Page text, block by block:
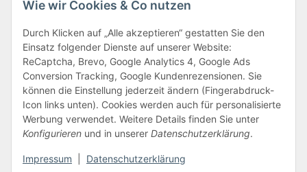
Wie wir Cookies & Co nutzen
Durch Klicken auf „Alle akzeptieren“ gestatten Sie den
Einsatz folgender Dienste auf unserer Website:
ReCaptcha, Brevo, Google Analytics 4, Google Ads
Conversion Tracking, Google Kundenrezensionen. Sie
können die Einstellung jederzeit ändern (Fingerabdruck-
Icon links unten). Cookies werden auch für personalisierte
Werbung verwendet. Weitere Details finden Sie unter
Konfigurieren und in unserer Datenschutzerklärung.
Impressum Datenschutzerklärung
Zahlungsarten
Vertrag widerrufen